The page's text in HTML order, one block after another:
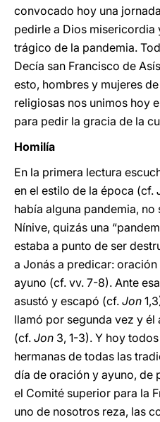
convocado hoy una
pedirle a Dios misericordia
trágico de la pandemia.
Decía san Francisco de
esto, hombres y mujeres
religiosas nos unimos hoy
para pedir la gracia de la
Homilía
En la primera lectura
en el estilo de la época (cf.
había alguna pandemia,
Nínive, quizás una
estaba a punto de ser
a Jonás a predicar:
ayuno (cf. vv. 7-8). Ante
asustó y escapó (cf. Jon
llamó por segunda vez y
(cf. Jon 3, 1-3). Y hoy
hermanas de todas las
día de oración y ayuno, de
el Comité superior para la
uno de nosotros reza, las